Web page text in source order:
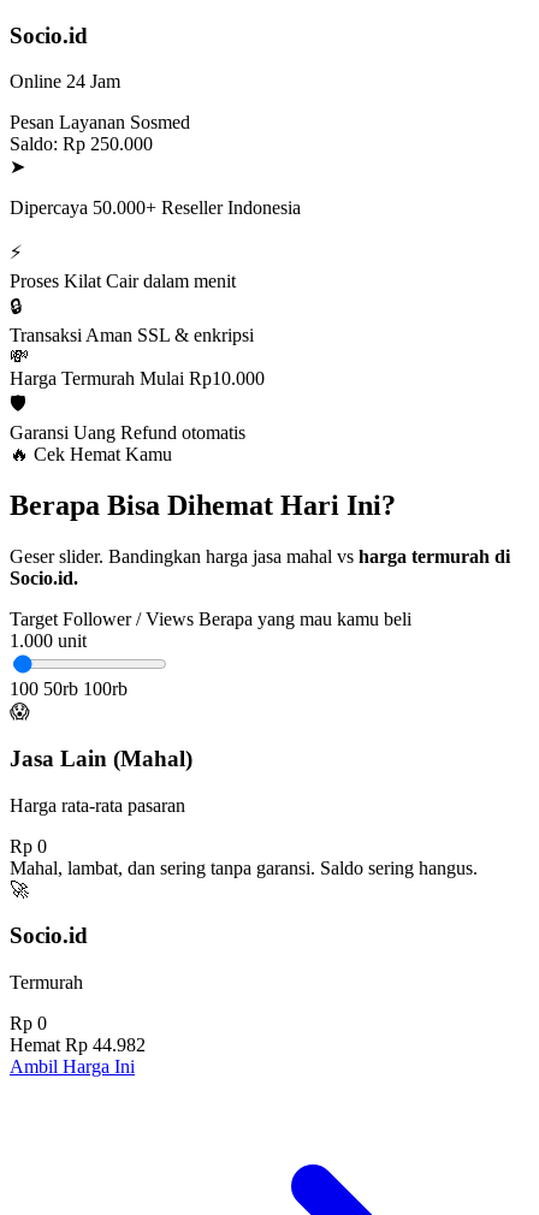
Socio.id
Online 24 Jam
Pesan Layanan Sosmed
Saldo: Rp 250.000
➤
Dipercaya 50.000+ Reseller Indonesia
⚡
Proses Kilat Cair dalam menit
🔒
Transaksi Aman SSL & enkripsi
💸
Harga Termurah Mulai Rp10.000
🛡️
Garansi Uang Refund otomatis
🔥 Cek Hemat Kamu
Berapa Bisa Dihemat Hari Ini?
Geser slider. Bandingkan harga jasa mahal vs harga termurah di
Socio.id.
Target Follower / Views Berapa yang mau kamu beli
1.000 unit
100 50rb 100rb
😱
Jasa Lain (Mahal)
Harga rata-rata pasaran
Rp 0
Mahal, lambat, dan sering tanpa garansi. Saldo sering hangus.
🚀
Socio.id
Termurah
Rp 0
Hemat Rp 44.982
Ambil Harga Ini